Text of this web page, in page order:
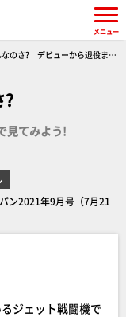
のさ? デビューから退役まで
?
見てみよう!
ン2021年9月号（7月21
ジェット戦闘機で
メニュー